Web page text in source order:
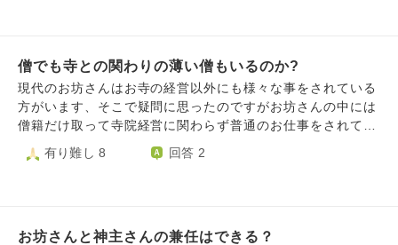
な現場にであったこともありました。 そういった方々に出
会うと悲しくなります。 お坊さんも1人の人間で完璧な存在
ではないということは理解しています。 それぞれに性格が
あって考え方も違うものを持っているということも分かりま
たり、尊厳を傷つける様なことをするのだろうと疑問に思い
を変えようかと悩むことが増えました。 どのように心の折
僧でも寺との関わりの薄い僧もいるのか?
現代のお坊さんはお寺の経営以外にも様々な事をされている
方がいます、そこで疑問に思ったのですがお坊さんの中には
僧籍だけ取って寺院経営に関わらず普通のお仕事をされてい
る方もいるのでしょうか? 例えば寺の子供の兄弟姉妹うち何
人かが僧籍を取ったとします、そのうち1人だけで寺の事は
有り難し 8 回答 2
お坊さんと神主さんの兼任はできる？